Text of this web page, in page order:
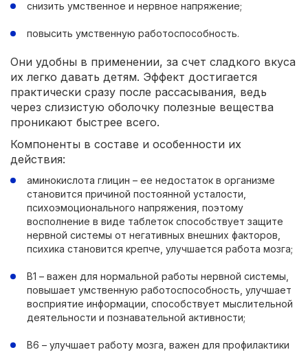
снизить умственное и нервное напряжение;
повысить умственную работоспособность.
Они удобны в применении, за счет сладкого вкуса
их легко давать детям. Эффект достигается
практически сразу после рассасывания, ведь
через слизистую оболочку полезные вещества
проникают быстрее всего.
Компоненты в составе и особенности их
действия:
аминокислота глицин – ее недостаток в организме
становится причиной постоянной усталости,
психоэмоционального напряжения, поэтому
восполнение в виде таблеток способствует защите
нервной системы от негативных внешних факторов,
психика становится крепче, улучшается работа мозга;
В1 – важен для нормальной работы нервной системы,
повышает умственную работоспособность, улучшает
восприятие информации, способствует мыслительной
деятельности и познавательной активности;
В6 – улучшает работу мозга, важен для профилактики